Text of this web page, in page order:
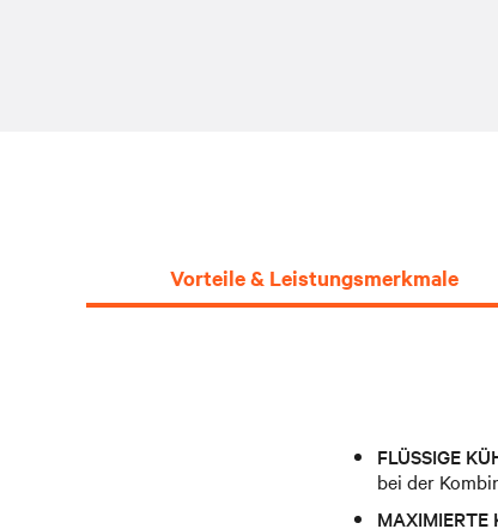
Vorteile & Leistungsmerkmale
FLÜSSIGE
bei der
MAXIMIERTE